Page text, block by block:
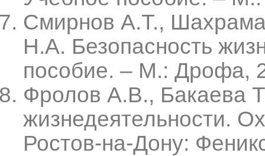
Смирнов А.Т.,
Н.А. Безопасность
пособие. – М.: Дрофа,
Фролов А.В., Бакаева
жизнедеятельности.
Ростов-на-Дону: